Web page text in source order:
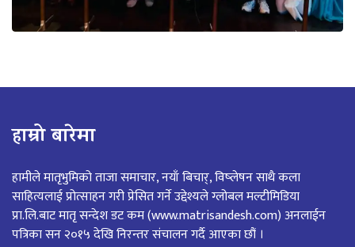
हाम्रो बारेमा
हामीले मातृभुमिको ताजा समाचार, नयाँ बिचार्, विष्लेषन साथै कला
साहित्यलाई प्रोत्साहन गरी प्रेसित गर्ने उद्देश्यले ग्लोबल मल्टीमिडिया
प्रा.लि.बाट मातृ सन्देश डट कम (www.matrisandesh.com) अनलाईन
पत्रिका सन २०१५ देखि निरन्तर संचालन गर्दै आएका छौं ।